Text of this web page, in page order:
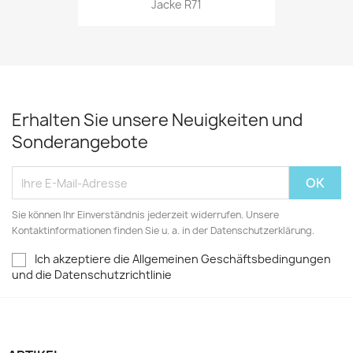
Jacke R71
Erhalten Sie unsere Neuigkeiten und
Sonderangebote
Sie können Ihr Einverständnis jederzeit widerrufen. Unsere
Kontaktinformationen finden Sie u. a. in der Datenschutzerklärung.
Ich akzeptiere die Allgemeinen Geschäftsbedingungen
und die Datenschutzrichtlinie